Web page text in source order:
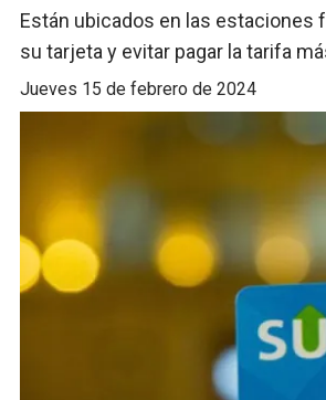
Están ubicados en las estaciones
su tarjeta y evitar pagar la tarifa
jueves 15 de febrero de 2024